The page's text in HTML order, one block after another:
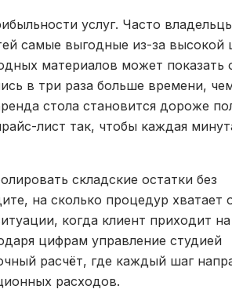
услуг. Часто
самые выгодные из-за высокой
материалов может показать
в три раза больше времени,
стола становится дороже
лист так, чтобы каждая
складские остатки без
на сколько процедур хватает
когда клиент приходит
цифрам управление студией
расчёт, где каждый шаг
расходов.